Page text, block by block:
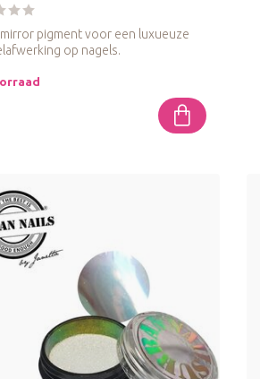
pigment voor een luxueuze
op nagels.